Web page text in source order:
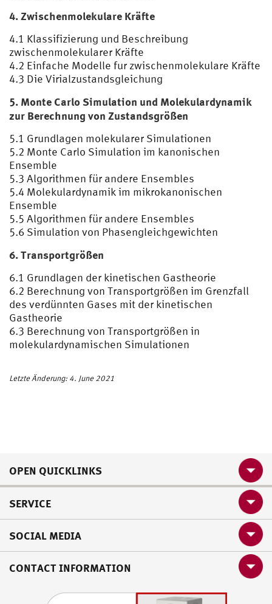
4. Zwischenmolekulare Kräfte
4.1 Klassifizierung und Beschreibung
zwischenmolekularer Kräfte
4.2 Einfache Modelle fur zwischenmolekulare Kräfte
4.3 Die Virialzustandsgleichung
5. Monte Carlo Simulation und Molekulardynamik
zur Berechnung von Zustandsgrößen
5.1 Grundlagen molekularer Simulationen
5.2 Monte Carlo Simulation im kanonischen
Ensemble
5.3 Algorithmen für andere Ensembles
5.4 Molekulardynamik im mikrokanonischen
Ensemble
5.5 Algorithmen für andere Ensembles
5.6 Simulation von Phasengleichgewichten
6. Transportgrößen
6.1 Grundlagen der kinetischen Gastheorie
6.2 Berechnung von Transportgrößen im Grenzfall
des verdünnten Gases mit der kinetischen
Gastheorie
6.3 Berechnung von Transportgrößen in
molekulardynamischen Simulationen
Letzte Änderung: 4. June 2021
OPEN QUICKLINKS
SERVICE
SOCIAL MEDIA
CONTACT INFORMATION